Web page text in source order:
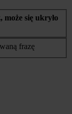
może się ukryło
frazę